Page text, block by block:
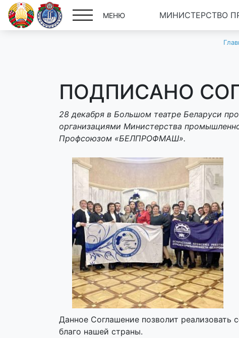
МЕНЮ МИНИСТЕРСТВО
ПОДПИСАНО
28 декабря в Большом театре Беларуси
организациями Министерства
Профсоюзом «БЕЛПРОФМАШ».
Данное Соглашение позволит
благо нашей страны.